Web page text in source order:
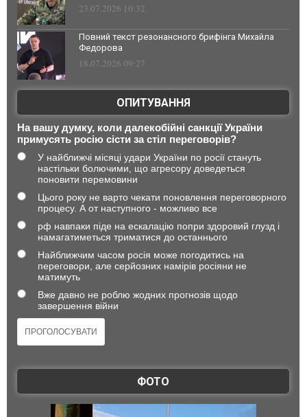
23.07.2026 10:32
Повний текст резонансного брифінга Михайла
Федорова
18.07.2026 09:27
ОПИТУВАННЯ
На вашу думку, коли далекобійні санкції України
примусять росію сісти за стіл переговорів?
У найближчі місяці удари України по росії стануть
настільки болючими, що агресору доведеться
поновити перемовини
Цього року не варто чекати поновлення переговорного
процесу. А от наступного - можливо все
рф навпаки піде на ескалацію попри здоровий глузд і
намагатиметься триматися до останнього
Найближчим часом росія може погодитись на
переговори, але серйозних намірів росіяни не
матимуть
Вже давно не роблю жодних прогнозів щодо
завершення війни
ФОТО